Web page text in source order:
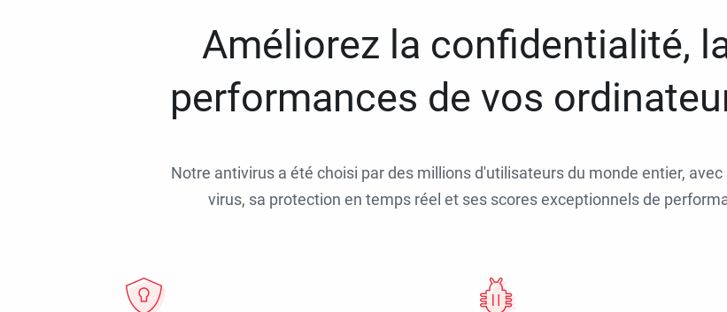
Améliorez la confidentialité,
performances de vos
Notre antivirus a été choisi par des millions d'utilisateurs du monde entier,
virus, sa protection en temps réel et ses scores exceptionnels de